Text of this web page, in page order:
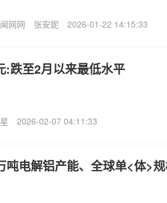
网网 张安妮 2026-01-22 14:15:33
:跌至2月以来最低水平
2026-02-07 04:11:33
吨电解铝产能、全球单<体>